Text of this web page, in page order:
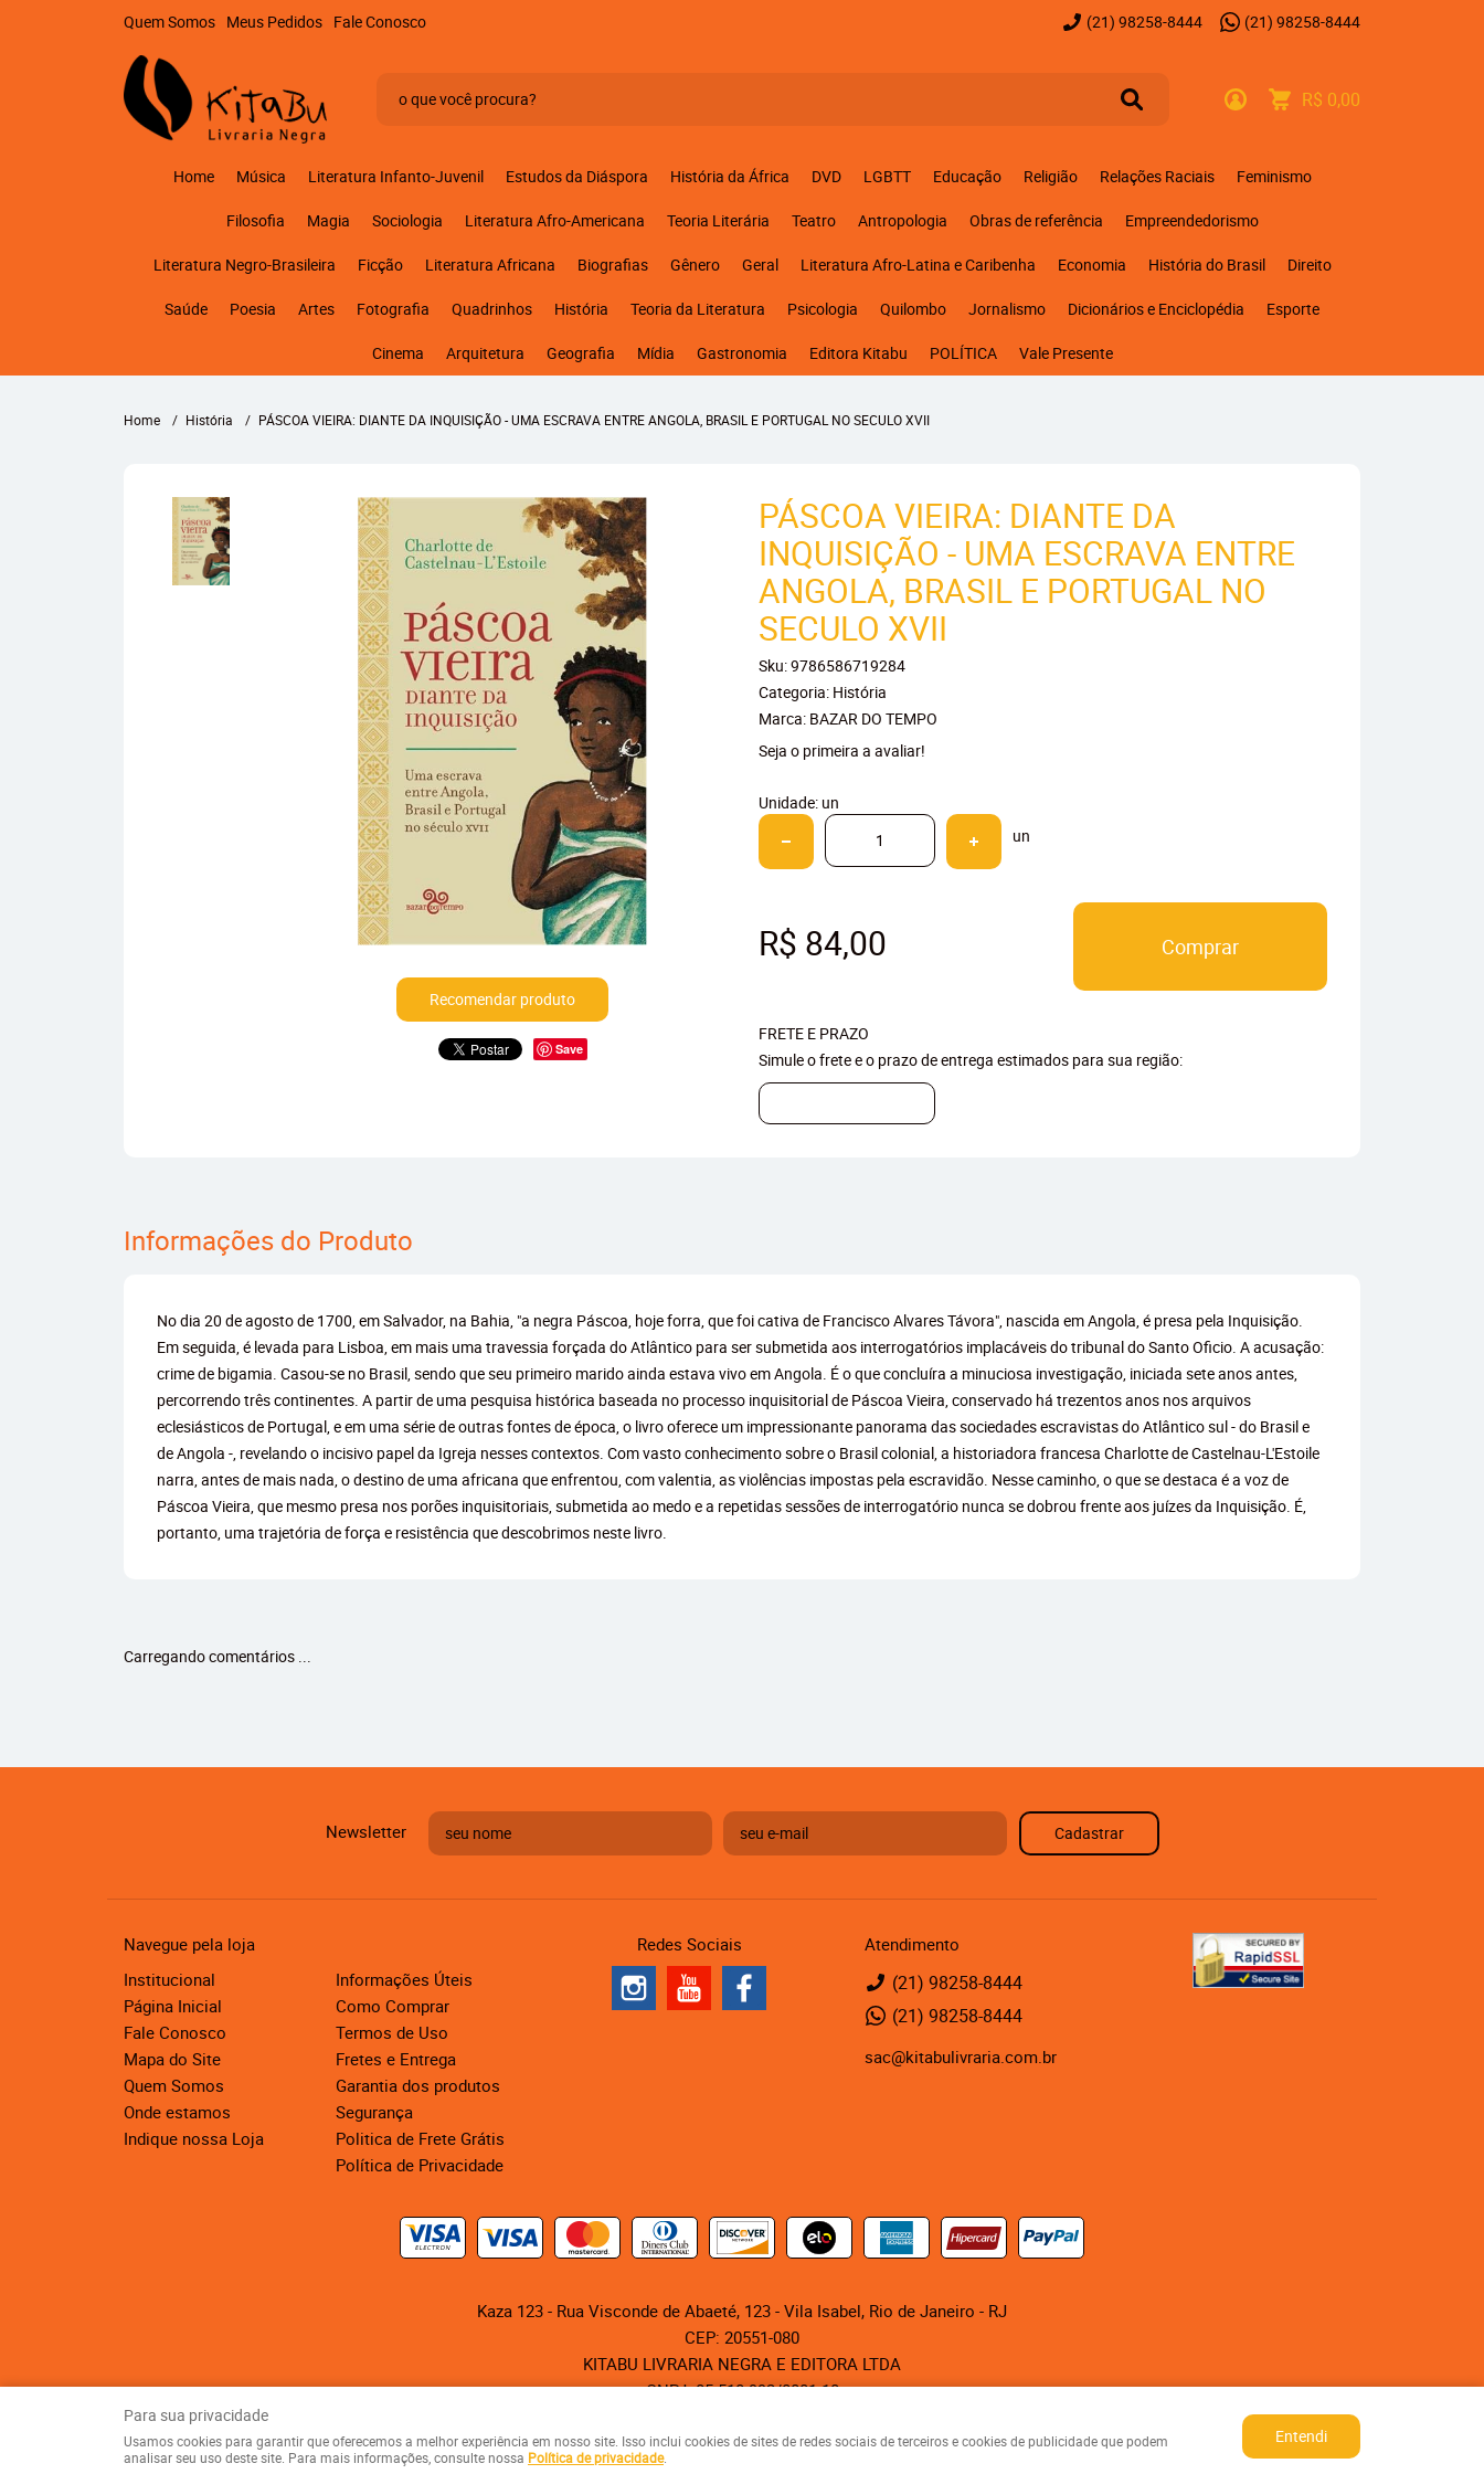
Quem Somos Meus Pedidos Fale Conosco (21) 98258-8444 (21) 98258-8444
R$ 0,00
Home Música Literatura Infanto-Juvenil Estudos da Diáspora História da África DVD LGBTT Educação Religião Relações Raciais Feminismo
Filosofia Magia Sociologia Literatura Afro-Americana Teoria Literária Teatro Antropologia Obras de referência Empreendedorismo
Literatura Negro-Brasileira Ficção Literatura Africana Biografias Gênero Geral Literatura Afro-Latina e Caribenha Economia História do Brasil Direito
Saúde Poesia Artes Fotografia Quadrinhos História Teoria da Literatura Psicologia Quilombo Jornalismo Dicionários e Enciclopédia Esporte
Cinema Arquitetura Geografia Mídia Gastronomia Editora Kitabu POLÍTICA Vale Presente
Home História PÁSCOA VIEIRA: DIANTE DA INQUISIÇÃO - UMA ESCRAVA ENTRE ANGOLA, BRASIL E PORTUGAL NO SECULO XVII
Recomendar produto
Save
PÁSCOA VIEIRA: DIANTE DA
INQUISIÇÃO - UMA ESCRAVA ENTRE
ANGOLA, BRASIL E PORTUGAL NO
SECULO XVII
Sku:9786586719284
Categoria: História
Marca: BAZAR DO TEMPO
Seja o primeira a avaliar!
Unidade: un
un
R$ 84,00 Comprar
FRETE E PRAZO
Simule o frete e o prazo de entrega estimados para sua região:
Informações do Produto
No dia 20 de agosto de 1700, em Salvador, na Bahia, "a negra Páscoa, hoje forra, que foi cativa de Francisco Alvares Távora", nascida em Angola, é presa pela Inquisição.
Em seguida, é levada para Lisboa, em mais uma travessia forçada do Atlântico para ser submetida aos interrogatórios implacáveis do tribunal do Santo Oficio. A acusação:
crime de bigamia. Casou-se no Brasil, sendo que seu primeiro marido ainda estava vivo em Angola. É o que concluíra a minuciosa investigação, iniciada sete anos antes,
percorrendo três continentes. A partir de uma pesquisa histórica baseada no processo inquisitorial de Páscoa Vieira, conservado há trezentos anos nos arquivos
eclesiásticos de Portugal, e em uma série de outras fontes de época, o livro oferece um impressionante panorama das sociedades escravistas do Atlântico sul - do Brasil e
de Angola -, revelando o incisivo papel da Igreja nesses contextos. Com vasto conhecimento sobre o Brasil colonial, a historiadora francesa Charlotte de Castelnau-L'Estoile
narra, antes de mais nada, o destino de uma africana que enfrentou, com valentia, as violências impostas pela escravidão. Nesse caminho, o que se destaca é a voz de
Páscoa Vieira, que mesmo presa nos porões inquisitoriais, submetida ao medo e a repetidas sessões de interrogatório nunca se dobrou frente aos juízes da Inquisição. É,
portanto, uma trajetória de força e resistência que descobrimos neste livro.
Carregando comentários ...
Newsletter Cadastrar
Navegue pela loja
Institucional
Página Inicial
Fale Conosco
Mapa do Site
Quem Somos
Onde estamos
Indique nossa Loja
Informações Úteis
Como Comprar
Termos de Uso
Fretes e Entrega
Garantia dos produtos
Segurança
Politica de Frete Grátis
Política de Privacidade
Redes Sociais Atendimento
(21) 98258-8444
(21) 98258-8444
sac@kitabulivraria.com.br
Kaza 123 - Rua Visconde de Abaeté, 123 - Vila Isabel, Rio de Janeiro - RJ
CEP: 20551-080
KITABU LIVRARIA NEGRA E EDITORA LTDA
CNPJ: 05.510.992/0001-10
LOJA VIRTUAL CRIADA POR
Para sua privacidade
Usamos cookies para garantir que oferecemos a melhor experiência em nosso site. Isso inclui cookies de sites de redes sociais de terceiros e cookies de publicidade que podem
analisar seu uso deste site. Para mais informações, consulte nossa Política de privacidade.
Entendi